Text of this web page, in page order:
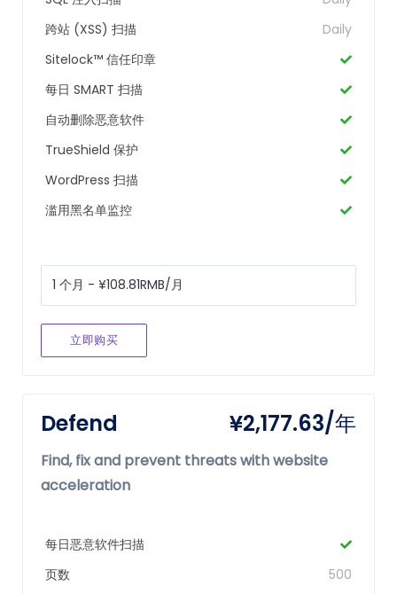
跨站 (XSS) 扫描
Daily
Sitelock™ 信任印章
每日 SMART 扫描
自动删除恶意软件
TrueShield 保护
WordPress 扫描
滥用黑名单监控
立即购买
Defend ¥2,177.63/年
Find, fix and prevent threats with website
acceleration
每日恶意软件扫描
页数
500